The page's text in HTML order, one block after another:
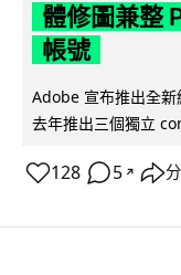
體修圖兼整
帳號
Adobe 宣布推出全
去年推出三個獨立
128 5 ↗